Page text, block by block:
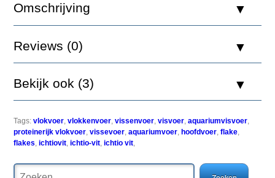
Tropical
Ichtio-
is
proteinerijk
vlokvoer
voor
voederen
van
Omschrijving
Reviews (0)
Bekijk ook (3)
Tags: vlokvoer,vlokkenvoer,vissenvoer,visvoer,aquariumvisvoer,
proteinerijk vlokvoer,vissevoer,aquariumvoer, hoofdvoer,flake,
flakes,ichtiovit,ichtio-vit,ichtio vit,